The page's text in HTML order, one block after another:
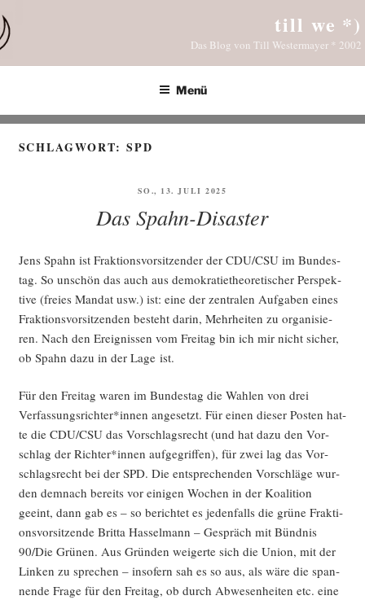
Inhalt
springen
till we *)
Das Blog von Till Westermayer * 2002
Menü
SCHLAGWORT:SPD
VERÖFFENTLICHT
SO., 13. JULI 2025
Das Spahn-Disaster
Jens Spahn ist Frak­ti­ons­vor­sit­zen­der der CDU/CSU im Bun­des­
tag. So unschön das auch aus demo­kra­tie­theo­re­ti­scher Per­spek­
ti­ve (frei­es Man­dat usw.) ist: eine der zen­tra­len Auf­ga­ben eines
Frak­ti­ons­vor­sit­zen­den besteht dar­in, Mehr­hei­ten zu orga­ni­sie­
ren. Nach den Ereig­nis­sen vom Frei­tag bin ich mir nicht sicher,
ob Spahn dazu in der Lage ist.
Für den Frei­tag waren im Bun­des­tag die Wah­len von drei
Verfassungsrichter*innen ange­setzt. Für einen die­ser Pos­ten hat­
te die CDU/CSU das Vor­schlags­recht (und hat dazu den Vor­
schlag der Richter*innen auf­ge­grif­fen), für zwei lag das Vor­
schlags­recht bei der SPD. Die ent­spre­chen­den Vor­schlä­ge wur­
den dem­nach bereits vor eini­gen Wochen in der Koali­ti­on
geeint, dann gab es – so berich­tet es jeden­falls die grü­ne Frak­ti­
ons­vor­sit­zen­de Brit­ta Has­sel­mann – Gespräch mit Bünd­nis
90/Die Grü­nen. Aus Grün­den wei­ger­te sich die Uni­on, mit der
Lin­ken zu spre­chen – inso­fern sah es so aus, als wäre die span­
nen­de Fra­ge für den Frei­tag, ob durch Abwe­sen­hei­ten etc. eine